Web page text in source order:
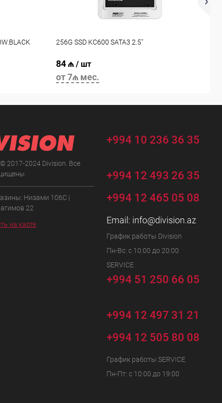
256G SSD KC600 SATA3 2.5"
84 ₼ / шт
от 7₼ мес.
2017-2024 Division. Все
Низами 106C |
22
на карте
+994 10 236 36 35
+994 12 493 26 35
+994 12 465 05 08
Email: info@division.az
График работы Division
Пн-Вс: с 10:00 до 20:00
SERVICE
+994 51 250 66 05
+994 12 497 31 21
+994 12 505 80 08
График работы SERVICE
Пн-Пт: с 10:00 до 19:00